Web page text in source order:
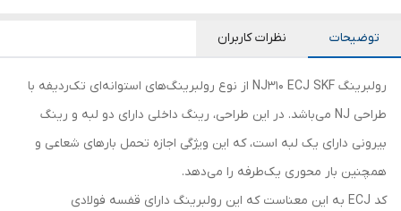
توضیحات نظرات کاربران
رولبرینگ NJ310 ECJ SKF از نوع رولبرینگ‌های استوانه‌ای تک‌ردیفه با
طراحی NJ می‌باشد. در این طراحی، رینگ داخلی دارای دو لبه و رینگ
بیرونی دارای یک لبه است، که این ویژگی اجازه تحمل بارهای شعاعی و
همچنین بار محوری یک‌طرفه را می‌دهد.
کد ECJ به این معناست که این رولبرینگ دارای قفسه فولادی